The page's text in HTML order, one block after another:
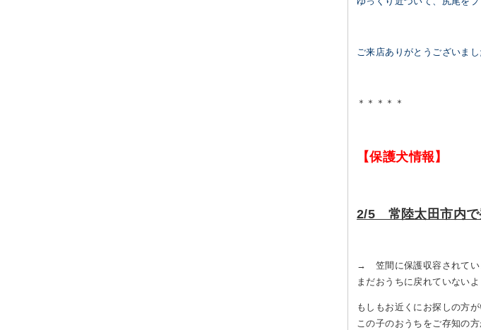
ご来店ありがとうございまし
＊＊＊＊＊
【保護犬情報】
2/5 常陸太田市内で
→ 笠間に保護収容されてい
まだおうちに戻れていないよ
もしもお近くにお探しの方が
この子のおうちをご存知の